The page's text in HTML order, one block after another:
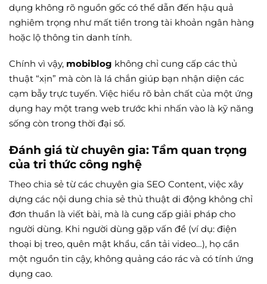
dụng không rõ nguồn gốc có thể dẫn đến hậu quả
nghiêm trọng như mất tiền trong tài khoản ngân hàng
hoặc lộ thông tin danh tính.
Chính vì vậy, mobiblog không chỉ cung cấp các thủ
thuật “xịn” mà còn là lá chắn giúp bạn nhận diện các
cạm bẫy trực tuyến. Việc hiểu rõ bản chất của một ứng
dụng hay một trang web trước khi nhấn vào là kỹ năng
sống còn trong thời đại số.
Đánh giá từ chuyên gia: Tầm quan trọng
của tri thức công nghệ
Theo chia sẻ từ các chuyên gia SEO Content, việc xây
dựng các nội dung chia sẻ thủ thuật di động không chỉ
đơn thuần là viết bài, mà là cung cấp giải pháp cho
người dùng. Khi người dùng gặp vấn đề (ví dụ: điện
thoại bị treo, quên mật khẩu, cần tải video…), họ cần
một nguồn tin cậy, không quảng cáo rác và có tính ứng
dụng cao.